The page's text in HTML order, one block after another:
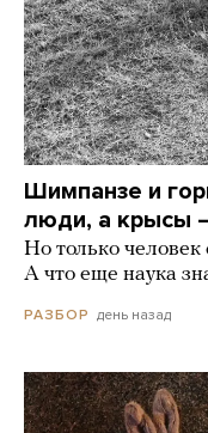
Шимпанзе и
люди, а крысы
Но только
А что еще наука
РАЗБОР день назад